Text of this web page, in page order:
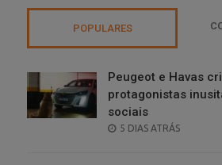
POPULARES
Peugeot e Havas
protagonistas
sociais
POSTED
5 DIAS ATRÁS